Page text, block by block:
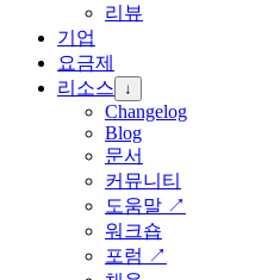
리뷰
기업
요금제
리소스
↓
Changelog
Blog
문서
커뮤니티
도움말 ↗
워크숍
포럼 ↗